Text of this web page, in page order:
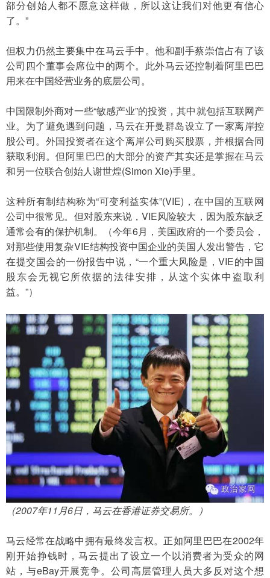
部分创始人都不愿意这样做，所以这让我们对他更有信心
了。”
但权力仍然主要集中在马云手中。他和副手蔡崇信占有了该
公司四个董事会席位中的两个。此外马云还控制着阿里巴巴
用来在中国经营业务的底层公司。
中国限制外商对一些“敏感产业”的投资，其中就包括互联网产
业。为了避免遇到问题，马云在开曼群岛设立了一家离岸控
股公司。外国投资者在这个离岸公司购买股票，并根据合同
获取利润。但阿里巴巴的大部分的资产其实还是掌握在马云
和另一位联合创始人谢世煌(Simon Xie)手里。
这种所有制结构称为“可变利益实体”(VIE)，在中国的互联网
公司中很常见。但对股东来说，VIE风险较大，因为股东缺乏
通常会有的保护机制。（今年6月，美国政府的一个委员会，
对那些使用复杂VIE结构投资中国企业的美国人发出警告，它
在提交国会的一份报告中说，“一个重大风险是，VIE的中国
股东会无视它所依据的法律安排，从这个实体中盗取利
益。”）
（2007年11月6日，马云在香港证券交易所。）
马云经常在战略中拥有最终发言权。正如阿里巴巴在2002年
刚开始挣钱时，马云提出了设立一个以消费者为受众的网
站，与eBay开展竞争。公司高层管理人员大多反对这个想